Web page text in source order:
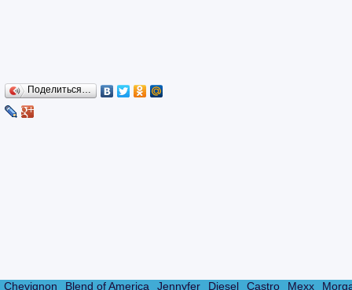
Поделиться…
Chevignon Blend of America Jennyfer Diesel Castro Mexx